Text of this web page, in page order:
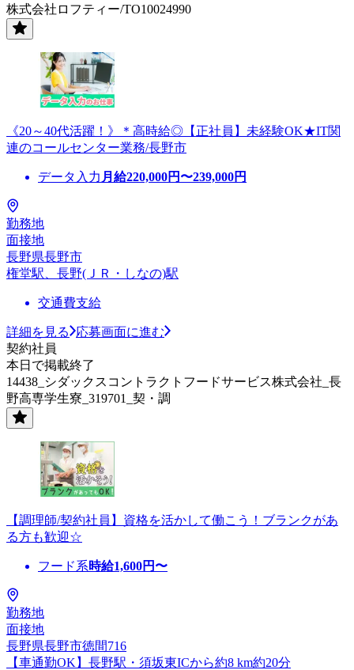
株式会社ロフティー/TO10024990
《20～40代活躍！》＊高時給◎【正社員】未経験OK★IT関
連のコールセンター業務/長野市
データ入力 月給220,000円〜239,000円
勤務地
面接地
長野県長野市
権堂駅、長野(ＪＲ・しなの)駅
交通費支給
詳細を見る
応募画面に進む
契約社員
本日で掲載終了
14438_シダックスコントラクトフードサービス株式会社_長
野高専学生寮_319701_契・調
【調理師/契約社員】資格を活かして働こう！ブランクがあ
る方も歓迎☆
フード系時給1,600円〜
勤務地
面接地
長野県長野市徳間716
【車通勤OK】長野駅・須坂東ICから約8 km約20分